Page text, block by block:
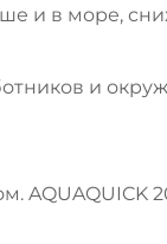
и в море,
и
AQUAQUICK